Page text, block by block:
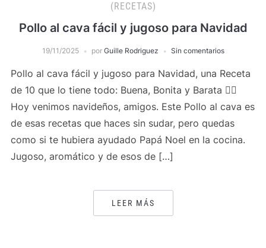
(RECETAS)
Pollo al cava fácil y jugoso para Navidad
19/11/2025 por Guille Rodriguez Sin comentarios
Pollo al cava fácil y jugoso para Navidad, una Receta
de 10 que lo tiene todo: Buena, Bonita y Barata 👌🏻
Hoy venimos navideños, amigos. Este Pollo al cava es
de esas recetas que haces sin sudar, pero quedas
como si te hubiera ayudado Papá Noel en la cocina.
Jugoso, aromático y de esos de […]
LEER MÁS